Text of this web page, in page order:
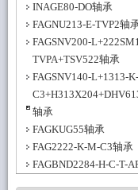
INAGE80-DO轴承
FAGNU213-E-TVP2轴
FAGSNV200-
TVPA+TSV522轴承
FAGSNV140-L+1313-
轴承
FAGKUG55轴承
FAG2222-K-M-C3轴承
FAGBND2284-H-C-T-